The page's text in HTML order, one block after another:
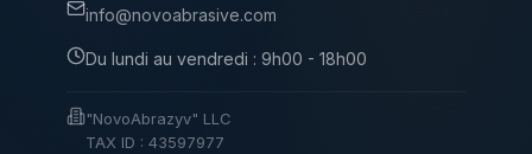
info@novoabrasive.com
Du lundi au vendredi : 9h00 - 18h00
"NovoAbrazyv" LLC
TAX ID : 43597977